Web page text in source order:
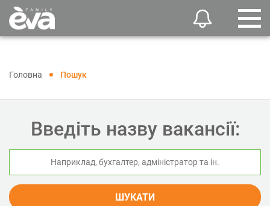
Головна Пошук
Введіть назву вакансії:
ШУКАТИ